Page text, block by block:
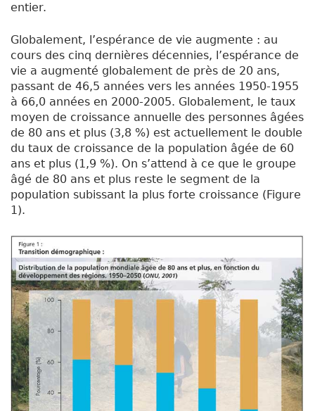
entier.
Globalement, l’espérance de vie augmente : au
cours des cinq dernières décennies, l’espérance de
vie a augmenté globalement de près de 20 ans,
passant de 46,5 années vers les années 1950-1955
à 66,0 années en 2000-2005. Globalement, le taux
moyen de croissance annuelle des personnes âgées
de 80 ans et plus (3,8 %) est actuellement le double
du taux de croissance de la population âgée de 60
ans et plus (1,9 %). On s’attend à ce que le groupe
âgé de 80 ans et plus reste le segment de la
population subissant la plus forte croissance (Figure
1).